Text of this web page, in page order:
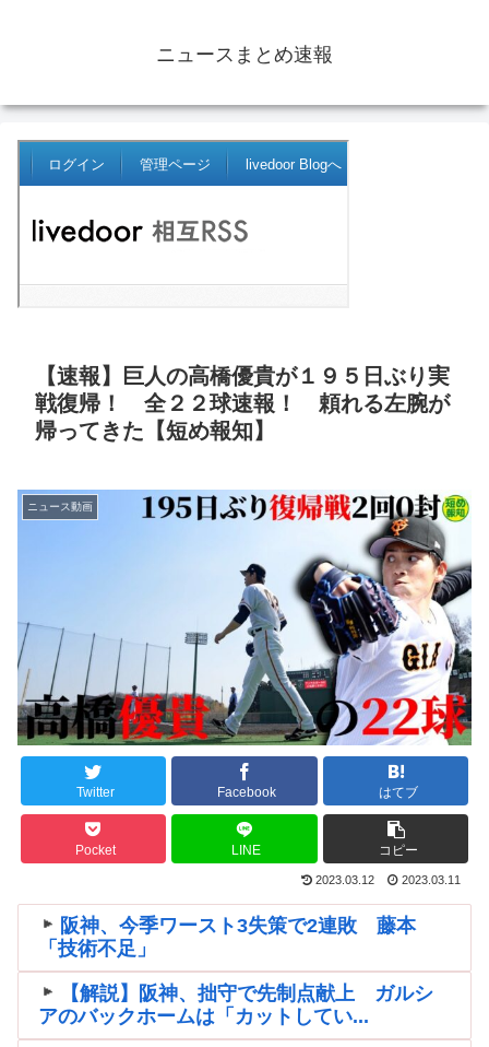
ニュースまとめ速報
【速報】巨人の高橋優貴が１９５日ぶり実
戦復帰！ 全２２球速報！ 頼れる左腕が
帰ってきた【短め報知】
ニュース動画
Twitter Facebook はてブ
Pocket LINE コピー
2023.03.12 2023.03.11
阪神、今季ワースト3失策で2連敗 藤本
「技術不足」
【解説】阪神、拙守で先制点献上 ガルシ
アのバックホームは「カットしてい...